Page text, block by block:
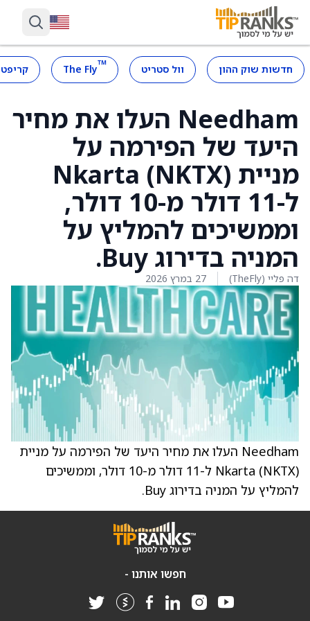
חדשות שוק ההון וול סטריט ™
The Fly
Needham העלו את מחיר
היעד של הפירמה על
מניית Nkarta (NKTX)
ל-11 דולר מ-10 דולר,
וממשיכים להמליץ על
המניה בדירוג Buy.
דה פליי (TheFly) 27 במרץ 2026
Needham העלו את מחיר היעד של הפירמה על מניית
Nkarta (NKTX) ל-11 דולר מ-10 דולר, וממשיכים
להמליץ על המניה בדירוג Buy.
חפשו אותנו -